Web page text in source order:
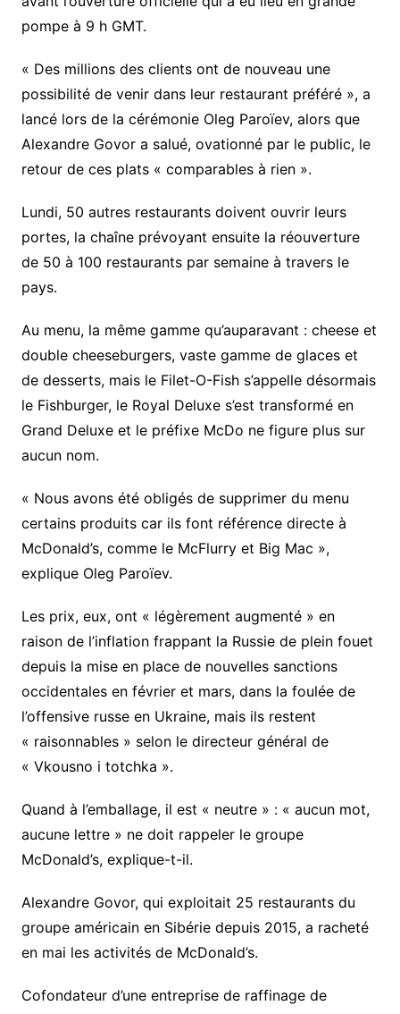
pompe à 9 h GMT.
« Des millions des clients ont de nouveau une
possibilité de venir dans leur restaurant préféré », a
lancé lors de la cérémonie Oleg Paroïev, alors que
Alexandre Govor a salué, ovationné par le public, le
retour de ces plats « comparables à rien ».
Lundi, 50 autres restaurants doivent ouvrir leurs
portes, la chaîne prévoyant ensuite la réouverture
de 50 à 100 restaurants par semaine à travers le
pays.
Au menu, la même gamme qu’auparavant : cheese et
double cheeseburgers, vaste gamme de glaces et
de desserts, mais le Filet-O-Fish s’appelle désormais
le Fishburger, le Royal Deluxe s’est transformé en
Grand Deluxe et le préfixe McDo ne figure plus sur
aucun nom.
« Nous avons été obligés de supprimer du menu
certains produits car ils font référence directe à
McDonald’s, comme le McFlurry et Big Mac »,
explique Oleg Paroïev.
Les prix, eux, ont « légèrement augmenté » en
raison de l’inflation frappant la Russie de plein fouet
depuis la mise en place de nouvelles sanctions
occidentales en février et mars, dans la foulée de
l’offensive russe en Ukraine, mais ils restent
« raisonnables » selon le directeur général de
« Vkousno i totchka ».
Quand à l’emballage, il est « neutre » : « aucun mot,
aucune lettre » ne doit rappeler le groupe
McDonald’s, explique-t-il.
Alexandre Govor, qui exploitait 25 restaurants du
groupe américain en Sibérie depuis 2015, a racheté
en mai les activités de McDonald’s.
Cofondateur d’une entreprise de raffinage de